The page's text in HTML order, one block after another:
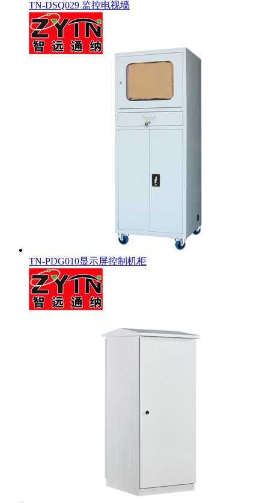
TN-DSQ029 监控电视墙
TN-PDG010显示屏控制机柜